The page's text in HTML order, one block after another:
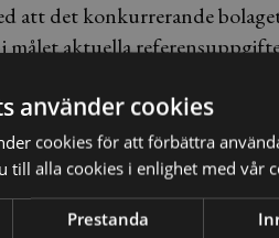
att det konkurrerande
målet aktuella
även igenom de aktuella
att anta att bolaget skulle
skulle sekretessbeläggas.
ut till bolaget.
använder cookies
cookies för att förbättra
till alla cookies i enlighet med vår
Prestanda